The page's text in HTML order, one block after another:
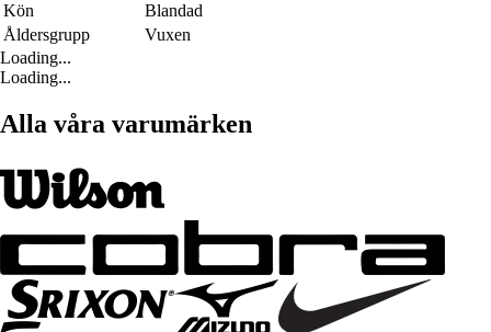
Kön
Blandad
Åldersgrupp
Vuxen
Loading...
Loading...
Alla våra varumärken